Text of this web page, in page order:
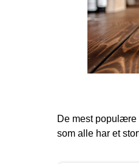
De mest
som alle har et